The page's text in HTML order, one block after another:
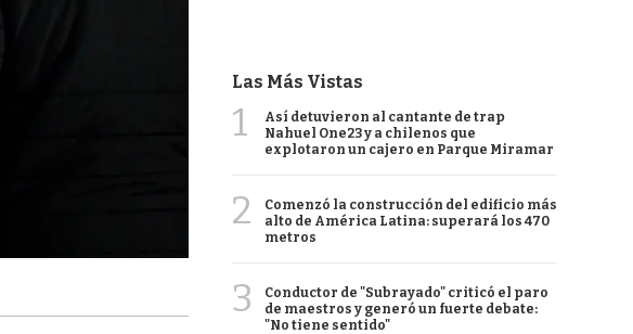
Las Más Vistas
1
Así detuvieron al cantante de trap
Nahuel One23 y a chilenos que
explotaron un cajero en Parque Miramar
2
Comenzó la construcción del edificio más
alto de América Latina: superará los 470
metros
3
Conductor de "Subrayado" criticó el paro
de maestros y generó un fuerte debate:
"No tiene sentido"